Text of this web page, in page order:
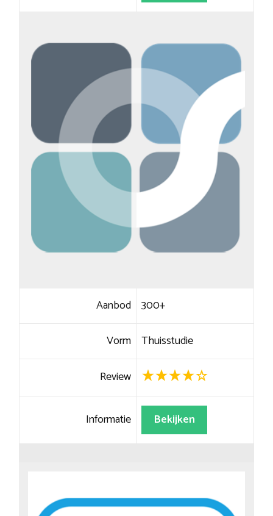
Aanbod 300+
Vorm Thuisstudie
Review
Informatie Bekijken